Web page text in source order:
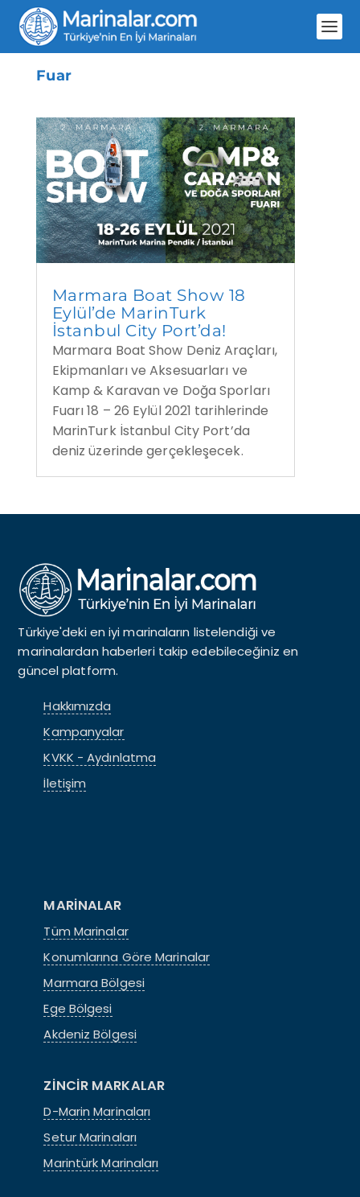
Fuar
Marmara Boat Show 18
Eylül’de MarinTurk
İstanbul City Port’da!
Marmara Boat Show Deniz Araçları,
Ekipmanları ve Aksesuarları ve
Kamp & Karavan ve Doğa Sporları
Fuarı 18 – 26 Eylül 2021 tarihlerinde
MarinTurk İstanbul City Port’da
deniz üzerinde gerçekleşecek.
Türkiye'deki en iyi marinaların listelendiği ve
marinalardan haberleri takip edebileceğiniz en
güncel platform.
Hakkımızda
Kampanyalar
KVKK - Aydınlatma
İletişim
MARİNALAR
Tüm Marinalar
Konumlarına Göre Marinalar
Marmara Bölgesi
Ege Bölgesi
Akdeniz Bölgesi
ZİNCİR MARKALAR
D-Marin Marinaları
Setur Marinaları
Marintürk Marinaları